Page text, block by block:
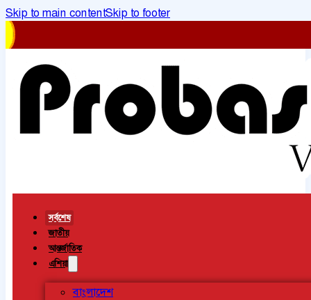
Skip to main contentSkip to footer
সর্বশেষ
জাতীয়
আন্তর্জাতিক
এশিয়া
বাংলাদেশ